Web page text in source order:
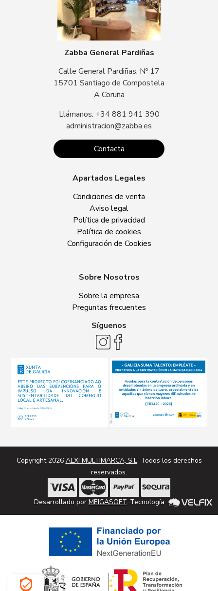
Zabba General Pardiñas
Calle General Pardiñas, Nº 17
15701 Santiago de Compostela
A Coruña
Llámanos: +34 881 941 390
administracion@zabba.es
Contacta
Apartados Legales
Condiciones de venta
Aviso legal
Política de privacidad
Política de cookies
Configuración de Cookies
Sobre Nosotros
Sobre la empresa
Preguntas frecuentes
Síguenos
Copyright 2026 ALXI MULTIMARCA, S.L. Todos los derechos
reservados.
Desarrollado por MEIGASOFT. Tecnología